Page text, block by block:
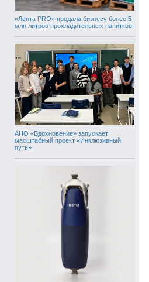
«Лента PRO» продала бизнесу более 5
млн литров прохладительных напитков
АНО «Вдохновение» запускает
масштабный проект «Инклюзивный
путь»